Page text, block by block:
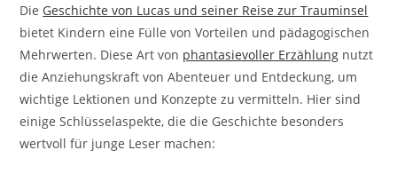
Die Geschichte von Lucas und seiner Reise zur Trauminsel
bietet Kindern eine Fülle von Vorteilen und pädagogischen
Mehrwerten. Diese Art von phantasievoller Erzählung nutzt
die Anziehungskraft von Abenteuer und Entdeckung, um
wichtige Lektionen und Konzepte zu vermitteln. Hier sind
einige Schlüsselaspekte, die die Geschichte besonders
wertvoll für junge Leser machen: